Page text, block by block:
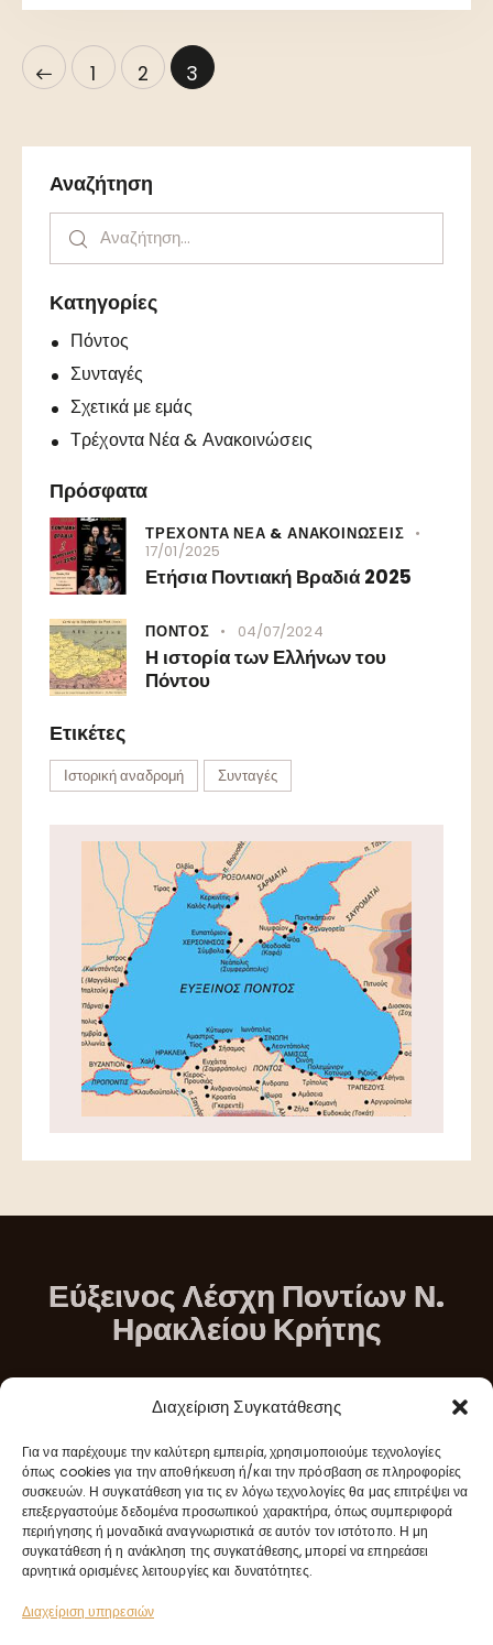
Διαχείριση Συγκατάθεσης
Για να παρέχουμε την καλύτερη εμπειρία, χρησιμοποιούμε τεχνολογίες
όπως cookies για την αποθήκευση ή/και την πρόσβαση σε πληροφορίες
συσκευών. Η συγκατάθεση για τις εν λόγω τεχνολογίες θα μας επιτρέψει να
επεξεργαστούμε δεδομένα προσωπικού χαρακτήρα, όπως συμπεριφορά
περιήγησης ή μοναδικά αναγνωριστικά σε αυτόν τον ιστότοπο. Η μη
συγκατάθεση ή η ανάκληση της συγκατάθεσης, μπορεί να επηρεάσει
αρνητικά ορισμένες λειτουργίες και δυνατότητες.
Διαχείριση υπηρεσιών
1 2 3
Αναζήτηση
Κατηγορίες
Πόντος
Συνταγές
Σχετικά με εμάς
Τρέχοντα Νέα & Ανακοινώσεις
Πρόσφατα
ΤΡΕΧΟΝΤΑ ΝΕΑ & ΑΝΑΚΟΙΝΩΣΕΙΣ
17/01/2025
Ετήσια Ποντιακή Βραδιά 2025
ΠΟΝΤΟΣ 04/07/2024
Η ιστορία των Ελλήνων του
Πόντου
Ετικέτες
Ιστορική αναδρομή Συνταγές
Εύξεινος Λέσχη Ποντίων Ν.
Ηρακλείου Κρήτης
Διεύθυνση
Κρήτης
Επικοινωνία